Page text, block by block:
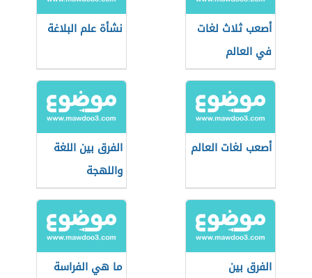
أصعب ثلاث لغات
في العالم
نشأة علم البلاغة
أصعب لغات العالم
الفرق بين اللغة
واللهجة
الفرق بين
ما هي الفراسة